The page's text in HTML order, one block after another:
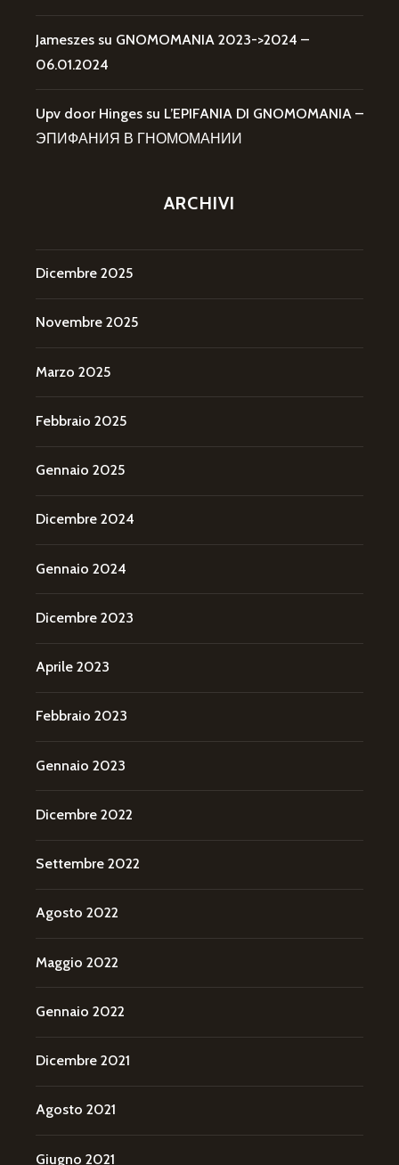
Jameszes su GNOMOMANIA 2023->2024 –
06.01.2024
Upv door Hinges su L’EPIFANIA DI GNOMOMANIA –
ЭПИФАНИЯ В ГНОМОМАНИИ
ARCHIVI
Dicembre 2025
Novembre 2025
Marzo 2025
Febbraio 2025
Gennaio 2025
Dicembre 2024
Gennaio 2024
Dicembre 2023
Aprile 2023
Febbraio 2023
Gennaio 2023
Dicembre 2022
Settembre 2022
Agosto 2022
Maggio 2022
Gennaio 2022
Dicembre 2021
Agosto 2021
Giugno 2021